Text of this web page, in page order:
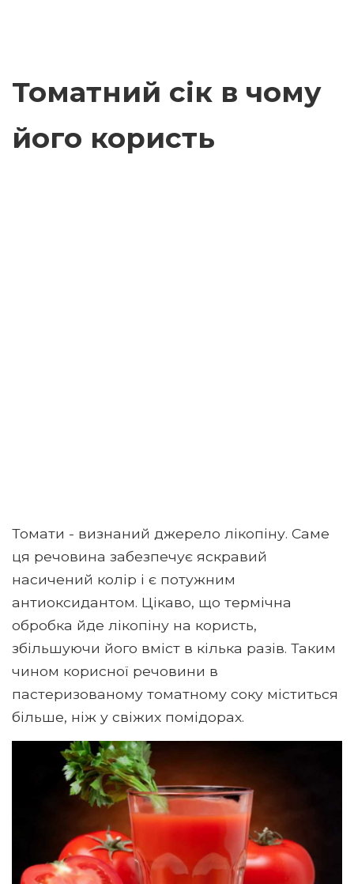
Томатний сік в чому
його користь
Томати - визнаний джерело лікопіну. Саме
ця речовина забезпечує яскравий
насичений колір і є потужним
антиоксидантом. Цікаво, що термічна
обробка йде лікопіну на користь,
збільшуючи його вміст в кілька разів. Таким
чином корисної речовини в
пастеризованому томатному соку міститься
більше, ніж у свіжих помідорах.